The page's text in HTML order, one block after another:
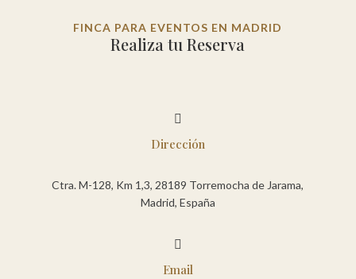
FINCA PARA EVENTOS EN MADRID
Realiza tu Reserva

Dirección
Ctra. M-128, Km 1,3, 28189 Torremocha de Jarama,
Madrid, España

Email